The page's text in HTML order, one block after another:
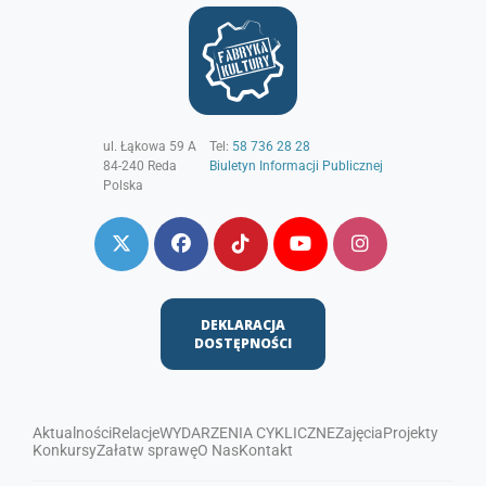
ul. Łąkowa 59 A
84-240 Reda
Polska
Tel: 58 736 28 28
Biuletyn Informacji Publicznej
DEKLARACJA
DOSTĘPNOŚCI
AktualnościRelacjeWYDARZENIA CYKLICZNEZajęciaProjekty
KonkursyZałatw sprawęO NasKontakt